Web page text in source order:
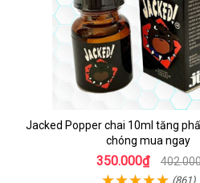
Jacked Popper chai 10ml tăng
chóng mua ngay
350.000₫
(861)